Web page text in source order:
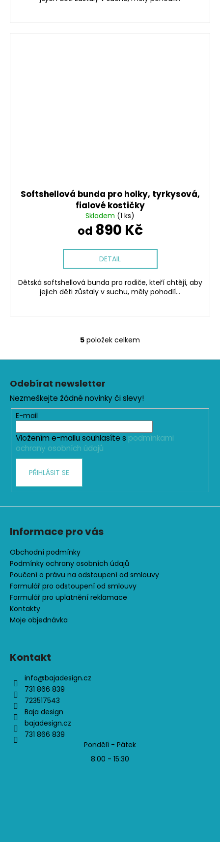
Softshellová bunda pro holky, tyrkysová,
fialové kostičky
Skladem (1 ks)
od 890 Kč
DETAIL
Dětská softshellová bunda pro rodiče, kteří chtějí, aby
jejich děti zůstaly v suchu, měly pohodlí...
O
v
a
c
í
p
r
ý
p
5 položek celkem
Z
Odebírat newsletter
Nezmeškejte žádné novinky či slevy!
E-mail
Vložením e-mailu souhlasíte s podmínkami
ochrany osobních údajů
PŘIHLÁSIT SE
Informace pro vás
Obchodní podmínky
Podmínky ochrany osobních údajů
Poučení o právu na odstoupení od smlouvy
Formulář pro odstoupení od smlouvy
Formulář pro uplatnění reklamace
Kontakty
Moje objednávka
Kontakt
info@bajadesign.cz
731 866 839
723517543
Baja design
bajadesign.cz
731 866 839
Pondělí - Pátek
8:00 - 15:30